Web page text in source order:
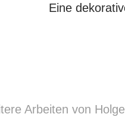
Eine
Arbeiten von